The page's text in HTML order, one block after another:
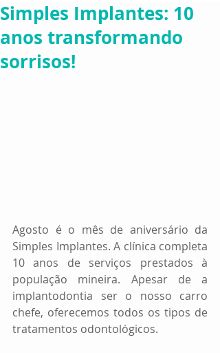
Simples Implantes: 10
anos transformando
sorrisos!
Agosto é o mês de aniversário da
Simples Implantes. A clínica completa
10 anos de serviços prestados à
população mineira. Apesar de a
implantodontia ser o nosso carro
chefe, oferecemos todos os tipos de
tratamentos odontológicos.